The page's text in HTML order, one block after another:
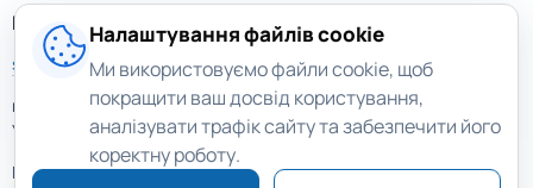
Контакти
support@magicuneraser.com
вул. Велика Васильківська, 77а
Україна, Київ
Ще контакти >
Налаштування файлів cookie
Ми використовуємо файли cookie, щоб
покращити ваш досвід користування,
аналізувати трафік сайту та забезпечити його
коректну роботу.